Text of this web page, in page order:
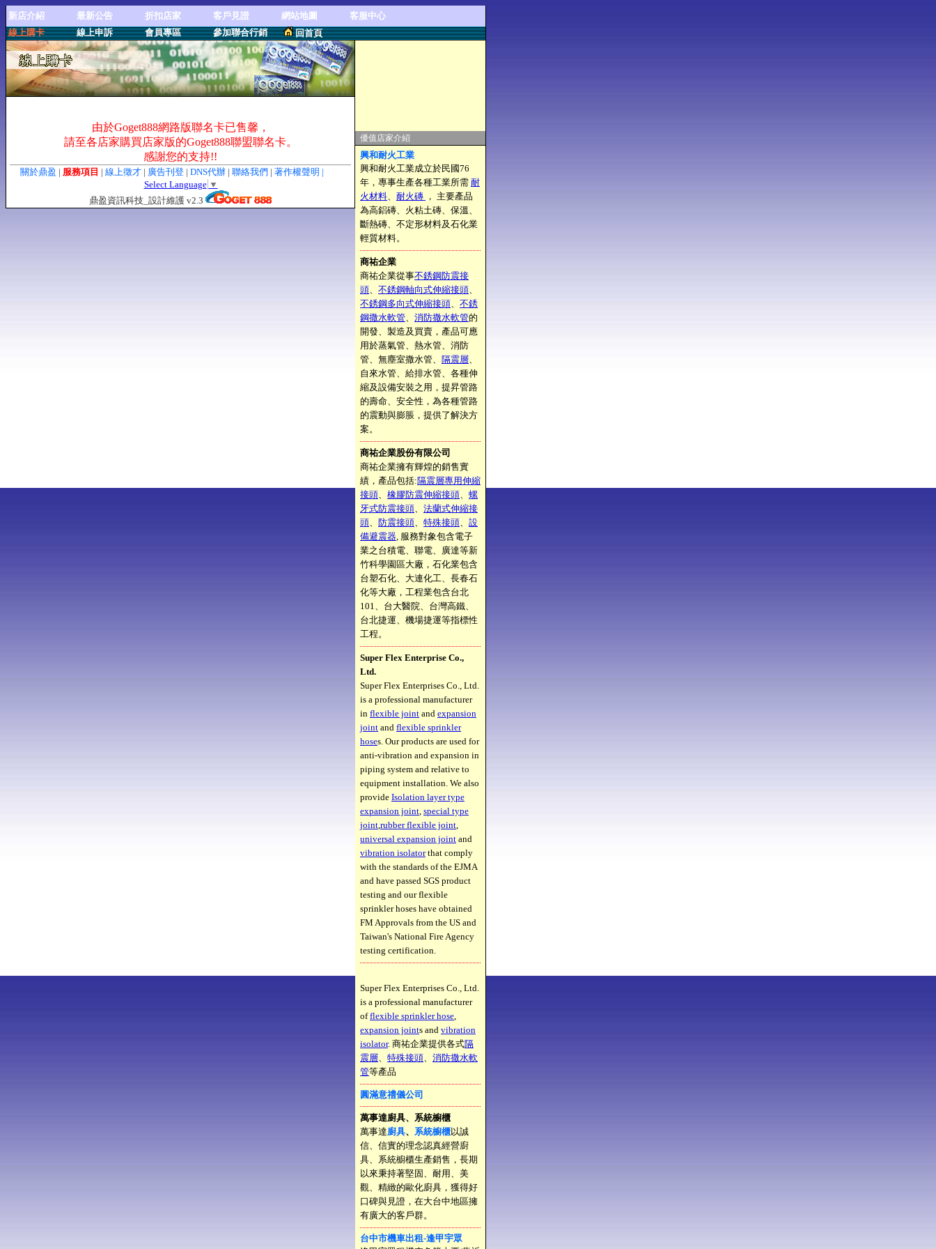
新店介紹 最新公告 折扣店家 客戶見證 網站地圖
客服中心
線上購卡
線上申訴 會員專區 參加聯合行銷 回首頁
由於Goget888網路版聯名卡已售馨，
請至各店家購買店家版的Goget888聯盟聯名卡。
感謝您的支持!!
關於鼎盈 | 服務項目 | 線上徵才 | 廣告刊登 | DNS代辦 | 聯絡我們 | 著作權聲明 |
Select Language ▼
鼎盈資訊科技_設計維護 v2.3
優值店家介紹
興和耐火工業
興和耐火工業成立於民國76
年，專事生產各種工業所需 耐
火材料、 耐火磚 ， 主要產品
為高鋁磚、火粘土磚、保溫、
斷熱磚、不定形材料及石化業
輕質材料。
商祐企業
商祐企業從事不銹鋼防震接
頭、 不銹鋼軸向式伸縮接頭、
不銹鋼多向式伸縮接頭、 不銹
鋼撒水軟管、 消防撒水軟管的
開發、製造及買賣，產品可應
用於蒸氣管、熱水管、消防
管、無塵室撒水管、 隔震層、
自來水管、給排水管、各種伸
縮及設備安裝之用，提昇管路
的壽命、安全性，為各種管路
的震動與膨脹，提供了解決方
案。
商祐企業股份有限公司
商祐企業擁有輝煌的銷售實
績，產品包括:隔震層專用伸縮
接頭、 橡膠防震伸縮接頭、 螺
牙式防震接頭、 法蘭式伸縮接
頭、 防震接頭、 特殊接頭、 設
備避震器, 服務對象包含電子
業之台積電、聯電、廣達等新
竹科學園區大廠，石化業包含
台塑石化、大連化工、長春石
化等大廠，工程業包含台北
101、台大醫院、台灣高鐵、
台北捷運、機場捷運等指標性
工程。
Super Flex Enterprise Co.,
Ltd.
Super Flex Enterprises Co., Ltd.
is a professional manufacturer
in flexible joint and expansion
joint and flexible sprinkler
hoses. Our products are used for
anti-vibration and expansion in
piping system and relative to
equipment installation. We also
provide Isolation layer type
expansion joint, special type
joint,rubber flexible joint,
universal expansion joint and
vibration isolatorthat comply
with the standards of the EJMA
and have passed SGS product
testing and our flexible
sprinkler hoses have obtained
FM Approvals from the US and
Taiwan's National Fire Agency
testing certification.
Super Flex Enterprises Co., Ltd.
is a professional manufacturer
offlexible sprinkler hose,
expansion joints and vibration
isolator. 商祐企業提供各式隔
震層、 特殊接頭、 消防撒水軟
管等產品
圓滿意禮儀公司
萬事達廚具、系統櫥櫃
萬事達廚具、 系統櫥櫃以誠
信、信實的理念認真經營廚
具、系統櫥櫃生產銷售，長期
以來秉持著堅固、耐用、美
觀、精緻的歐化廚具，獲得好
口碑與見證，在大台中地區擁
有廣大的客戶群。
台中市機車出租-逢甲宇眾